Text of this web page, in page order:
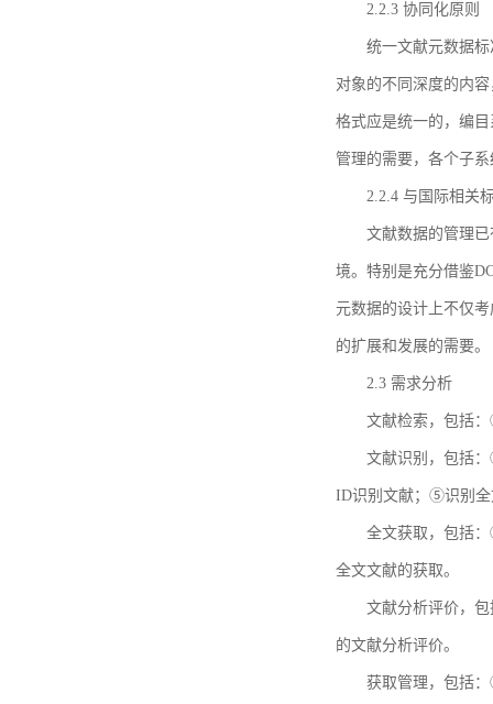
2.2.3 协同化原则
统一文献元数据
对象的不同深度的内
格式应是统一的，编
管理的需要，各个子
2.2.4 与国际相关
文献数据的管理
境。特别是充分借鉴
元数据的设计上不仅
的扩展和发展的需要。
2.3 需求分析
文献检索，包括
文献识别，包括
ID识别文献；⑤识别全
全文获取，包括
全文文献的获取。
文献分析评价，
的文献分析评价。
获取管理，包括